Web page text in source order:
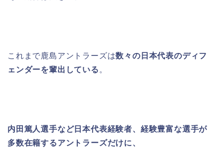
これまで鹿島アントラーズは数々の日本代表のディフ
ェンダーを輩出している。
内田篤人選手など日本代表経験者、経験豊富な選手が
多数在籍するアントラーズだけに、